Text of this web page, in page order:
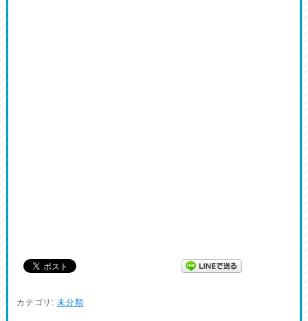
カテゴリ: 未分類